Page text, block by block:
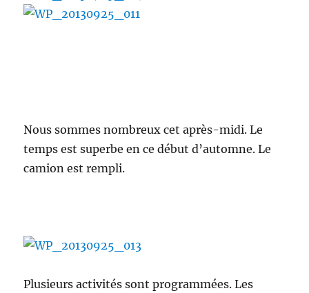
Nous sommes nombreux cet après-midi. Le
temps est superbe en ce début d’automne. Le
camion est rempli.
Plusieurs activités sont programmées. Les